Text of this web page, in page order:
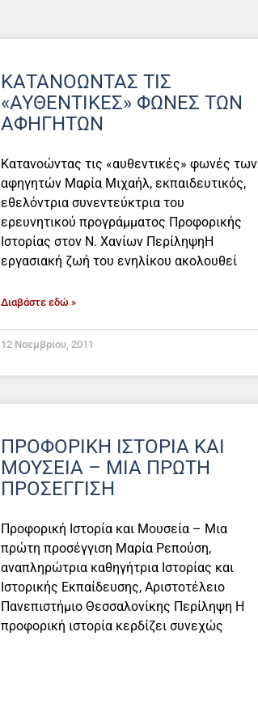
ΚΑΤΑΝΟΏΝΤΑΣ ΤΙΣ
«ΑΥΘΕΝΤΙΚΈΣ» ΦΩΝΈΣ ΤΩΝ
ΑΦΗΓΗΤΏΝ
Κατανοώντας τις «αυθεντικές» φωνές των
αφηγητών Μαρία Μιχαήλ, εκπαιδευτικός,
εθελόντρια συνεντεύκτρια του
ερευνητικού προγράμματος Προφορικής
Ιστορίας στον Ν. Χανίων ΠερίληψηΗ
εργασιακή ζωή του ενηλίκου ακολουθεί
Διαβάστε εδώ »
12 Νοεμβρίου, 2011
ΠΡΟΦΟΡΙΚΉ ΙΣΤΟΡΊΑ ΚΑΙ
ΜΟΥΣΕΊΑ – ΜΙΑ ΠΡΏΤΗ
ΠΡΟΣΈΓΓΙΣΗ
Προφορική Ιστορία και Μουσεία – Μια
πρώτη προσέγγιση Μαρία Ρεπούση,
αναπληρώτρια καθηγήτρια Ιστορίας και
Ιστορικής Εκπαίδευσης, Αριστοτέλειο
Πανεπιστήμιο Θεσσαλονίκης Περίληψη Η
προφορική ιστορία κερδίζει συνεχώς